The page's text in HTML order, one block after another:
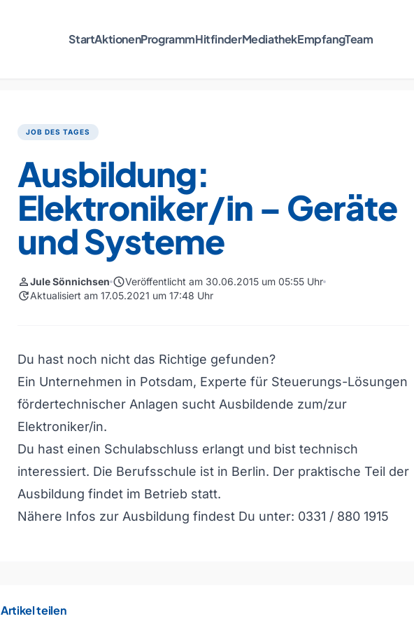
StartAktionenProgrammHitfinderMediathekEmpfangTeam
JOB DES TAGES
Ausbildung:
Elektroniker/in – Geräte
und Systeme
personJule Sönnichsen scheduleVeröffentlicht am 30.06.2015 um 05:55 Uhr
updateAktualisiert am 17.05.2021 um 17:48 Uhr
Du hast noch nicht das Richtige gefunden?
Ein Unternehmen in Potsdam, Experte für Steuerungs-Lösungen
fördertechnischer Anlagen sucht Ausbildende zum/zur
Elektroniker/in.
Du hast einen Schulabschluss erlangt und bist technisch
interessiert. Die Berufsschule ist in Berlin. Der praktische Teil der
Ausbildung findet im Betrieb statt.
Nähere Infos zur Ausbildung findest Du unter: 0331 / 880 1915
Artikel teilen